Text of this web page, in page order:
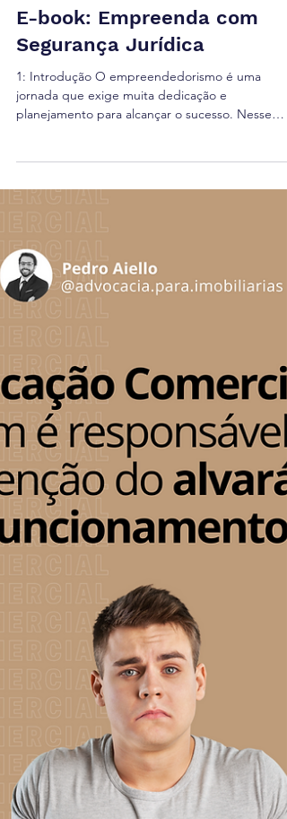
11 de mar. de 2023 10 min de leitura
E-book: Empreenda com
Segurança Jurídica
1: Introdução O empreendedorismo é uma